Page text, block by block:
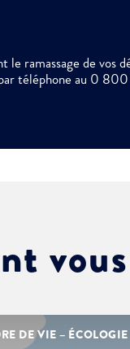
ramassage de vos
téléphone au 0
DE VIE – ÉCOLOGIE